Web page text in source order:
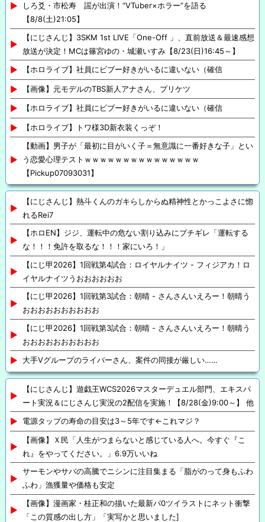
しろ爻・市松寿ゞ謡が出演！“VTuber×ホラー”を語る
【8/8(土)21:05】
【にじさんじ】3SKM 1st LIVE「One-Off 」、直前放送＆最速感想
放送が決定！MCは篠宮ゆの・城瀬いすみ【8/23(日)16:45～】
【ホロライブ】社員にビブー好きがいるに違いない（確信
【画像】元モデルのTBS新人アナさん、プリケツ
【ホロライブ】社員にビブー好きがいるに違いない（確信
【ホロライブ】トワ様3D新衣装くっぞ！
【動画】男子が「最初に目がいく子＝無意識に一番好きな子」とい
う恋愛心理テストｗｗｗｗｗｗｗｗｗｗｗｗｗｗｗ
【Pickup07093031】
【にじさんじ】熱斗くんのガキらしからぬ精神性とかっこよさに惚
れるRei7
【ホロEN】ジジ、運転中の危ない割り込みにブチギレ「運転する
な！！！免許を取るな！！！家にいろ！」
【にじ甲2026】1回戦第4試合：ロイヤルナイツ - フィジアカ！ロ
イヤルナイツうおおおおおお
【にじ甲2026】1回戦第3試合：朝晴 - さんさんいえろー！朝晴う
おおおおおおおおおお
【にじ甲2026】1回戦第3試合：朝晴 - さんさんいえろー！朝晴う
おおおおおおおおおお
大手Vグループのライバーさん、案件の同接が厳しい……
【にじさんじ】遊戯王WCS2026マスターデュエル部門、エキスパ
ート実況＆にじさんじ実況の2配信を実施！【8/28(金)9:00～】 他
電源タップの寿命の目安は3～5年です←これマジ？
【画像】Ｘ民「人生がつまらないと感じている人へ。今すぐ『こ
れ』をやってください。」6.9万いいね
サーモンやサバの高騰でニシンに注目集まる「脂がのって身もふわ
ふわ」漁獲量や価格も安定
【画像】漫画家・桂正和の描いた最新パ0ツイラストにネット衝撃
「この質感の出し方」「実写かと思いました]